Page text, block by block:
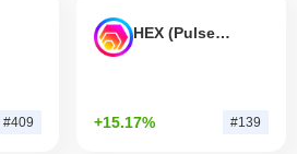
#409
HEX (Pulsechain)
+15.17% #139